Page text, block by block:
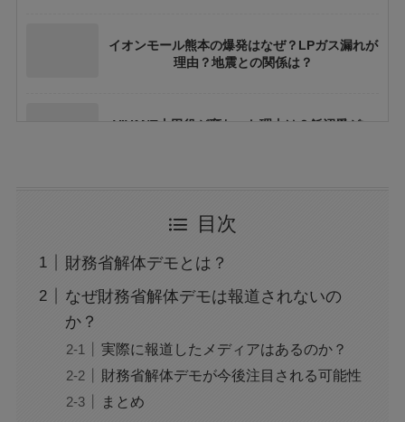
イオンモール熊本の爆発はなぜ？LPガス漏れが
理由？地震との関係は？
VIVANT太田役が変わった理由は？飯沼愛がい
ネタバレや考察も
結婚してる？
ぜ？公開収録で何があった？
目次
財務省解体デモとは？
なぜ財務省解体デモは報道されないの
か？
実際に報道したメディアはあるのか？
財務省解体デモが今後注目される可能性
まとめ